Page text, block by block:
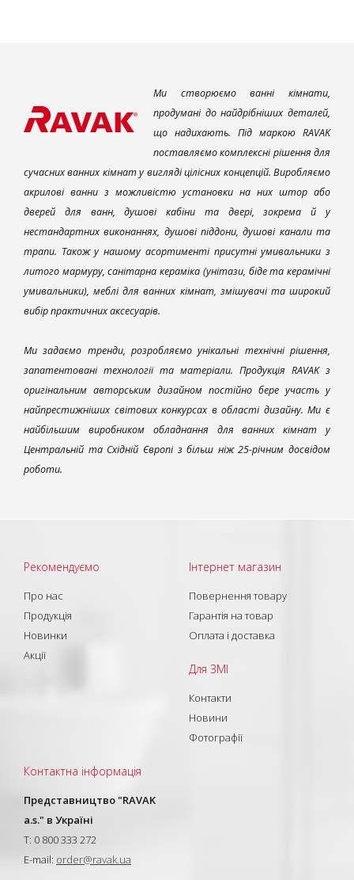
Ми створюємо ванні кімнати,
продумані до найдрібніших деталей,
що надихають. Під маркою RAVAK
поставляємо комплексні рішення для
сучасних ванних кімнат у вигляді цілісних концепцій. Виробляємо
акрилові ванни з можливістю установки на них штор або
дверей для ванн, душові кабіни та двері, зокрема й у
нестандартних виконаннях, душові піддони, душові канали та
трапи. Також у нашому асортименті присутні умивальники з
литого мармуру, санітарна кераміка (унітази, біде та керамічні
умивальники), меблі для ванних кімнат, змішувачі та широкий
вибір практичних аксесуарів.
Ми задаємо тренди, розробляємо унікальні технічні рішення,
запатентовані технології та матеріали. Продукція RAVAK з
оригінальним авторським дизайном постійно бере участь у
найпрестижніших світових конкурсах в області дизайну. Ми є
найбільшим виробником обладнання для ванних кімнат у
Центральній та Східній Європі з більш ніж 25-річним досвідом
роботи.
Рекомендуємо
Про нас
Продукція
Новинки
Акції
Інтернет магазин
Повернення товару
Гарантія на товар
Оплата і доставка
Для ЗМІ
Контакти
Новини
Фотографії
Контактна інформація
Представництво "RAVAK
a.s." в Україні
T: 0 800 333 272
E-mail: order@ravak.ua